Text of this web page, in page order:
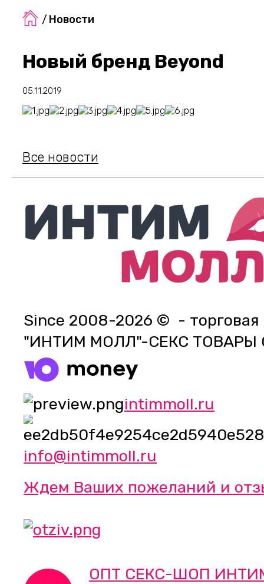
/ Новости
Новый бренд Beyond
05.11.2019
Все новости
Since 2008-2026 © - торговая
"ИНТИМ МОЛЛ"-СЕКС
intimmoll.ru
info@intimmoll.ru
Ждем Ваших пожеланий и
ОПТ СЕКС-ШОП